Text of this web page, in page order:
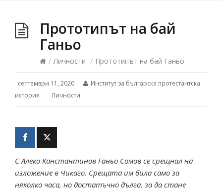
Прототипът на бай
Ганьо
/ Личности / Прототипът на бай Ганьо
септември 11, 2020
Институт за българска протестантска
история
Личности
С Алеко Константинов Ганьо Сомов се срещнал на
изложение в Чикаго. Срещата им била само за
няколко часа, но достатъчно дълга, за да стане